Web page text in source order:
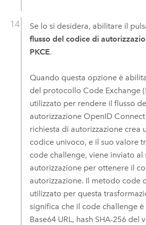
Se lo si desidera, abilitare il
flusso del codice di
PKCE.
Quando questa opzione è
del protocollo Code Exchange
utilizzato per rendere il flusso
autorizzazione OpenID Connect
richiesta di autorizzazione crea
codice univoco, e il suo valore
code challenge, viene inviato al
autorizzazione per ottenere il
autorizzazione. Il metodo code
utilizzato per questa
significa che il code challenge
Base64 URL, hash SHA-256 del